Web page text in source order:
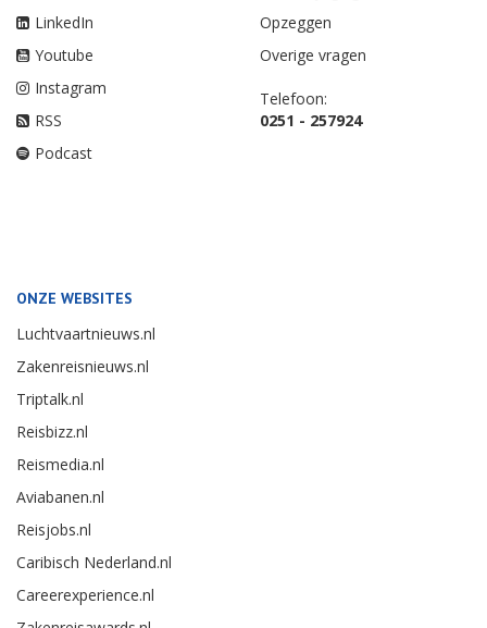
LinkedIn
Youtube
Instagram
RSS
Podcast
Opzeggen
Overige vragen
Telefoon:
0251 - 257924
ONZE WEBSITES
Luchtvaartnieuws.nl
Zakenreisnieuws.nl
Triptalk.nl
Reisbizz.nl
Reismedia.nl
Aviabanen.nl
Reisjobs.nl
Caribisch Nederland.nl
Careerexperience.nl